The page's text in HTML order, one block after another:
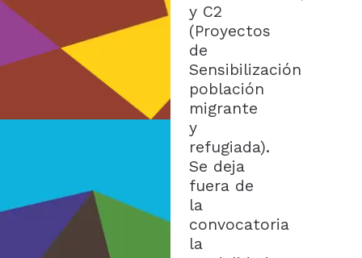
y C2
(Proyectos
de
Sensibilización
población
migrante
y
refugiada).
Se deja
fuera de
la
convocatoria
la